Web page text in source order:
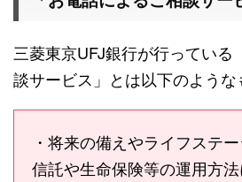
三菱東京UFJ銀行が行っている
談サービス」とは以下のような
・将来の備えやライフステ
信託や生命保険等の運用方